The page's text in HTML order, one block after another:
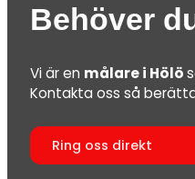
Behöver
Vi är en målare i Hölö
Kontakta oss så
Ring oss direkt